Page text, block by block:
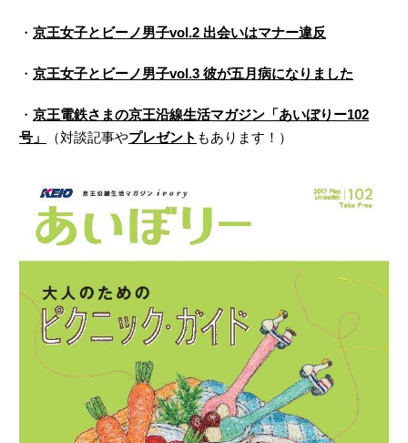
・ 京王女子とビーノ男子vol.2 出会いはマナー違反
・ 京王女子とビーノ男子vol.3 彼が五月病になりました
・ 京王電鉄さまの京王沿線生活マガジン「あいぼりー102
号」
（対談記事やプレゼント もあります！）